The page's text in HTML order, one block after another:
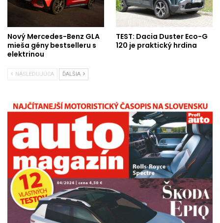
Nový Mercedes-Benz GLA
mieša gény bestselleru s
elektrinou
TEST: Dacia Duster Eco-G
120 je praktický hrdina
NÁSLEDUJÚCA ĎALŠIA